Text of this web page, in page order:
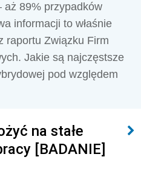
aż 89% przypadków
informacji to właśnie
raportu Związku Firm
Jakie są najczęstsze
pod względem
na stałe
[BADANIE]